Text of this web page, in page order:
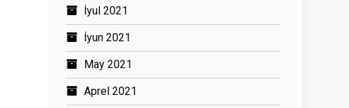
İyul 2021
İyun 2021
May 2021
Aprel 2021